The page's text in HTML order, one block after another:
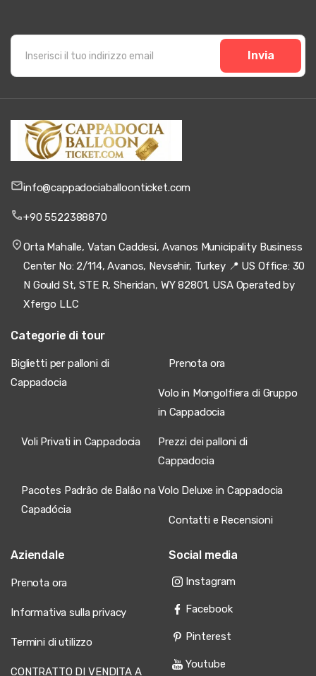
Invia
info@cappadociaballoonticket.com
+90 5522388870
Orta Mahalle, Vatan Caddesi, Avanos Municipality Business
Center No: 2/114, Avanos, Nevsehir, Turkey 📍 US Office: 30
N Gould St, STE R, Sheridan, WY 82801, USA Operated by
Xfergo LLC
Categorie di tour
Biglietti per palloni di
Cappadocia
Prenota ora
Volo in Mongolfiera di Gruppo
in Cappadocia
Voli Privati in Cappadocia
Prezzi dei palloni di
Cappadocia
Pacotes Padrão de Balão na
Capadócia
Volo Deluxe in Cappadocia
Contatti e Recensioni
Aziendale
Prenota ora
Informativa sulla privacy
Termini di utilizzo
CONTRATTO DI VENDITA A
Social media
Instagram
Facebook
Pinterest
Youtube